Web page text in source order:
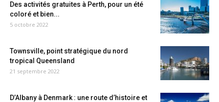
Des activités gratuites à Perth, pour un été
coloré et bien...
5 octobre 2022
Townsville, point stratégique du nord
tropical Queensland
21 septembre 2022
D’Albany à Denmark : une route d’histoire et